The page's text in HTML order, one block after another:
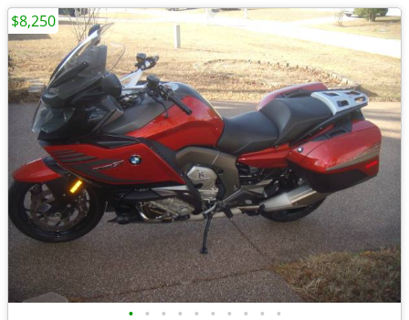
• • • • • • • • • •
$8,250